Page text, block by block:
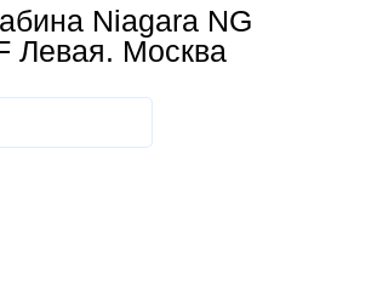
Niagara NG
Левая. Москва